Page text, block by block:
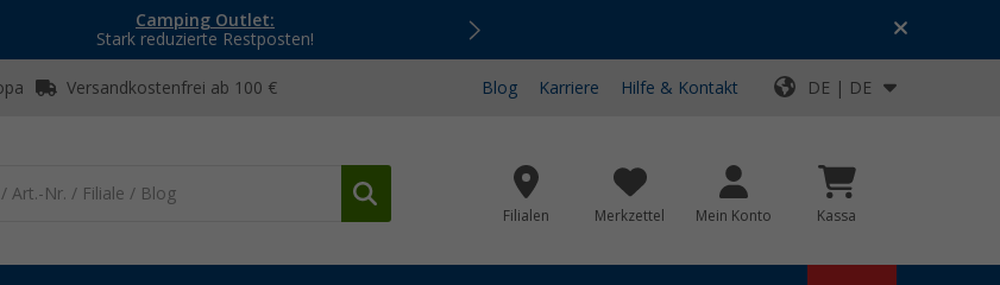
Camping Outlet:
Stark reduzierte Restposten!
Top-Deals für dein Abenteuer!
Versandkostenfrei ab 100 € Blog Karriere Hilfe & Kontakt DE | DE
Filialen Merkzettel Mein Konto Kassa